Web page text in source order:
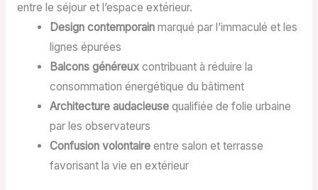
entre le séjour et l’espace extérieur.
Design contemporain marqué par l’immaculé et les
lignes épurées
Balcons généreux contribuant à réduire la
consommation énergétique du bâtiment
Architecture audacieuse qualifiée de folie urbaine
par les observateurs
Confusion volontaire entre salon et terrasse
favorisant la vie en extérieur